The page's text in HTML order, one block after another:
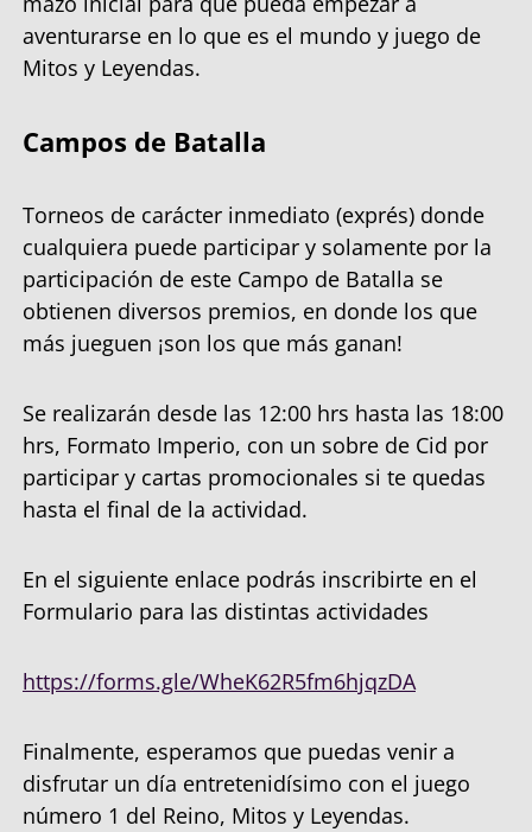
aventurarse en lo que es el mundo y juego de
Mitos y Leyendas.
Campos de Batalla
Torneos de carácter inmediato (exprés) donde
cualquiera puede participar y solamente por la
participación de este Campo de Batalla se
obtienen diversos premios, en donde los que
más jueguen ¡son los que más ganan!
Se realizarán desde las 12:00 hrs hasta las 18:00
hrs, Formato Imperio, con un sobre de Cid por
participar y cartas promocionales si te quedas
hasta el final de la actividad.
En el siguiente enlace podrás inscribirte en el
Formulario para las distintas actividades
https://forms.gle/WheK62R5fm6hjqzDA
Finalmente, esperamos que puedas venir a
disfrutar un día entretenidísimo con el juego
número 1 del Reino, Mitos y Leyendas.